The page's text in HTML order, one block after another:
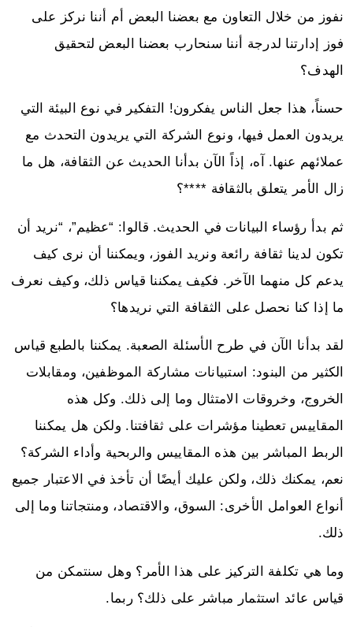
نفوز من خلال التعاون مع بعضنا البعض أم أننا نركز على
فوز إدارتنا لدرجة أننا سنحارب بعضنا البعض لتحقيق
الهدف؟
حسناً، هذا جعل الناس يفكرون! التفكير في نوع البيئة التي
يريدون العمل فيها، ونوع الشركة التي يريدون التحدث مع
عملائهم عنها. آه، إذاً الآن بدأنا الحديث عن الثقافة، هل ما
زال الأمر يتعلق بالثقافة ****؟
ثم بدأ رؤساء البيانات في الحديث. قالوا: “عظيم”، “نريد أن
تكون لدينا ثقافة رائعة ونريد الفوز، ويمكننا أن نرى كيف
يدعم كل منهما الآخر. فكيف يمكننا قياس ذلك، وكيف نعرف
ما إذا كنا نحصل على الثقافة التي نريدها؟
لقد بدأنا الآن في طرح الأسئلة الصعبة. يمكننا بالطبع قياس
الكثير من البنود: استبيانات مشاركة الموظفين، ومقابلات
الخروج، وخروقات الامتثال وما إلى ذلك. وكل هذه
المقاييس تعطينا مؤشرات على ثقافتنا. ولكن هل يمكننا
الربط المباشر بين هذه المقاييس والربحية وأداء الشركة؟
نعم، يمكنك ذلك، ولكن عليك أيضًا أن تأخذ في الاعتبار جميع
أنواع العوامل الأخرى: السوق، والاقتصاد، ومنتجاتنا وما إلى
ذلك.
وما هي تكلفة التركيز على هذا الأمر؟ وهل سنتمكن من
قياس عائد استثمار مباشر على ذلك؟ ربما.